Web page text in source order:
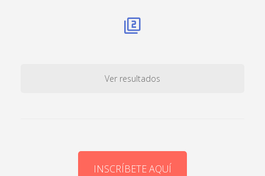
Ver resultados
INSCRÍBETE AQUÍ